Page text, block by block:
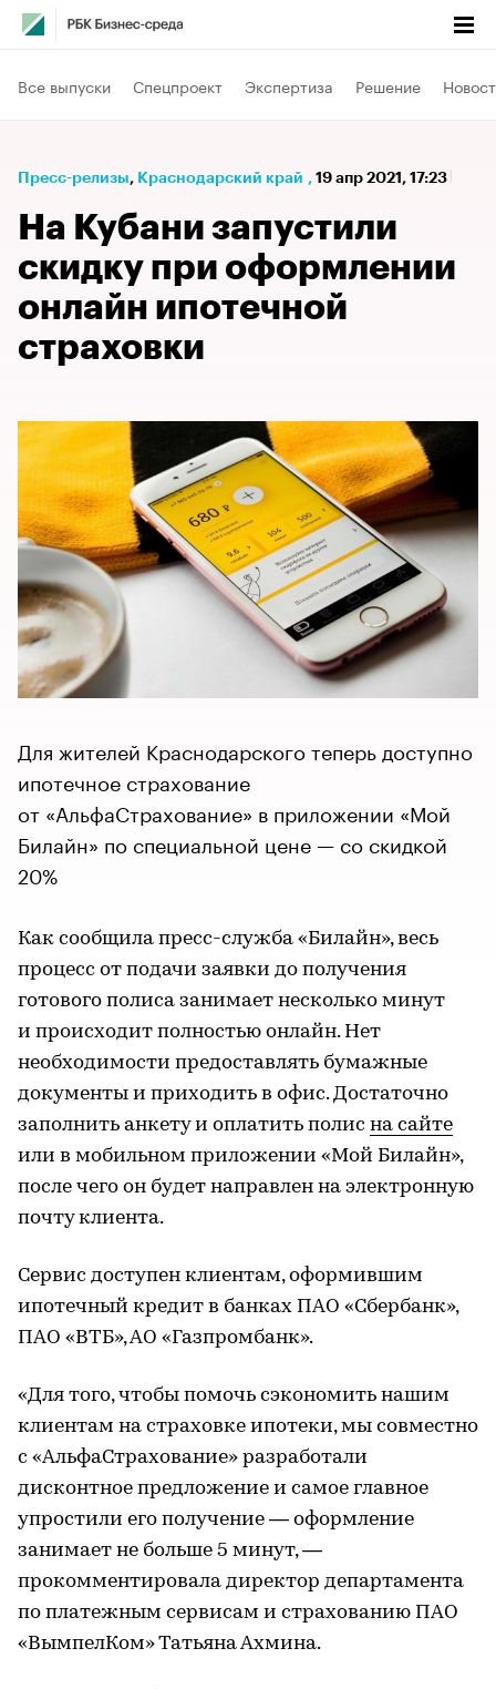
Все выпуски Спецпроект Экспертиза Решение
Пресс-релизы⁠, Краснодарский край , 19 апр 2021, 17:23
На Кубани запустили
скидку при оформлении
онлайн ипотечной
страховки
Для жителей Краснодарского теперь доступно
ипотечное страхование
от «АльфаСтрахование» в приложении «Мой
Билайн» по специальной цене — со скидкой
20%
Как сообщила пресс-служба «Билайн», весь
процесс от подачи заявки до получения
готового полиса занимает несколько минут
и происходит полностью онлайн. Нет
необходимости предоставлять бумажные
документы и приходить в офис. Достаточно
заполнить анкету и оплатить полис на сайте
или в мобильном приложении «Мой Билайн»,
после чего он будет направлен на электронную
почту клиента.
Сервис доступен клиентам, оформившим
ипотечный кредит в банках ПАО «Сбербанк»,
ПАО «ВТБ», АО «Газпромбанк».
«Для того, чтобы помочь сэкономить нашим
клиентам на страховке ипотеки, мы совместно
с «АльфаСтрахование» разработали
дисконтное предложение и самое главное
упростили его получение — оформление
занимает не больше 5 минут, —
прокомментировала директор департамента
по платежным сервисам и страхованию ПАО
«ВымпелКом» Татьяна Ахмина.